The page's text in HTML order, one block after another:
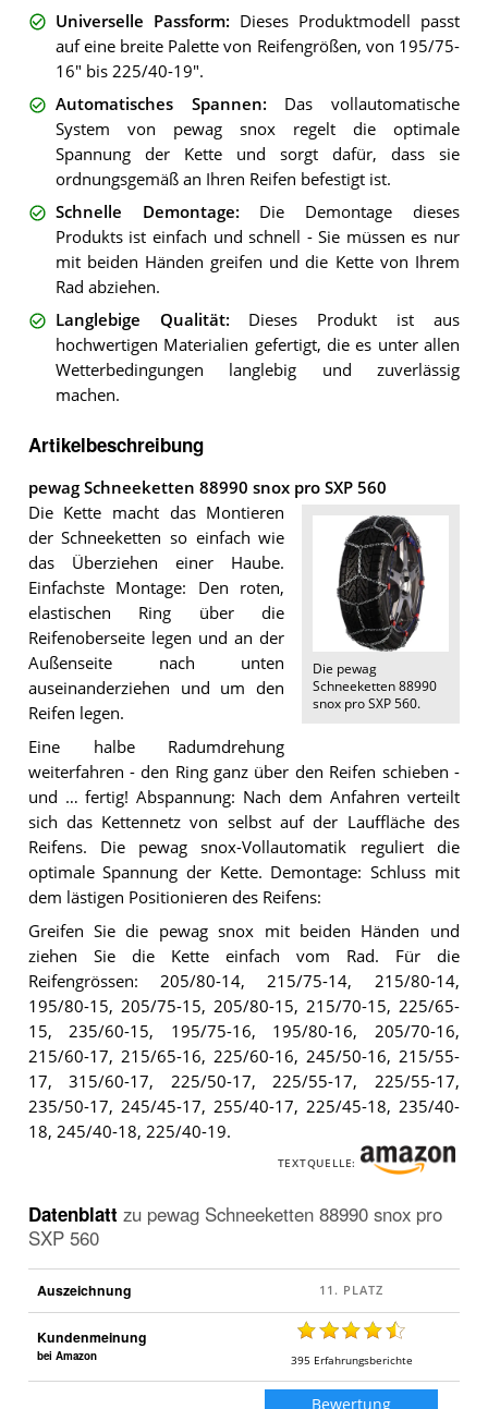
Universelle Passform: Dieses Produktmodell passt
auf eine breite Palette von Reifengrößen, von 195/75-
16" bis 225/40-19".
Automatisches Spannen: Das vollautomatische
System von pewag snox regelt die optimale
Spannung der Kette und sorgt dafür, dass sie
ordnungsgemäß an Ihren Reifen befestigt ist.
Schnelle Demontage: Die Demontage dieses
Produkts ist einfach und schnell - Sie müssen es nur
mit beiden Händen greifen und die Kette von Ihrem
Rad abziehen.
Langlebige Qualität: Dieses Produkt ist aus
hochwertigen Materialien gefertigt, die es unter allen
Wetterbedingungen langlebig und zuverlässig
machen.
Artikelbeschreibung
pewag Schneeketten 88990 snox pro SXP 560
Die pewag
Schneeketten 88990
snox pro SXP 560.
Die Kette macht das Montieren
der Schneeketten so einfach wie
das Überziehen einer Haube.
Einfachste Montage: Den roten,
elastischen Ring über die
Reifenoberseite legen und an der
Außenseite nach unten
auseinanderziehen und um den
Reifen legen.
Eine halbe Radumdrehung
weiterfahren - den Ring ganz über den Reifen schieben -
und … fertig! Abspannung: Nach dem Anfahren verteilt
sich das Kettennetz von selbst auf der Lauffläche des
Reifens. Die pewag snox-Vollautomatik reguliert die
optimale Spannung der Kette. Demontage: Schluss mit
dem lästigen Positionieren des Reifens:
Greifen Sie die pewag snox mit beiden Händen und
ziehen Sie die Kette einfach vom Rad. Für die
Reifengrössen: 205/80-14, 215/75-14, 215/80-14,
195/80-15, 205/75-15, 205/80-15, 215/70-15, 225/65-
15, 235/60-15, 195/75-16, 195/80-16, 205/70-16,
215/60-17, 215/65-16, 225/60-16, 245/50-16, 215/55-
17, 315/60-17, 225/50-17, 225/55-17, 225/55-17,
235/50-17, 245/45-17, 255/40-17, 225/45-18, 235/40-
18, 245/40-18, 225/40-19.
TEXTQUELLE:
Datenblatt zu pewag Schneeketten 88990 snox pro
SXP 560
Auszeichnung
Kundenmeinung
bei Amazon 395 Erfahrungsberichte
Bewertung